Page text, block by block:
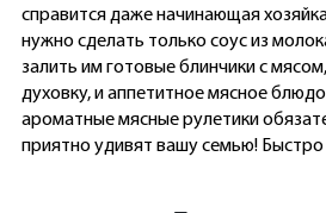
справится даже начинающая
нужно сделать только соус из
залить им готовые блинчики с
духовку, и аппетитное мясное
ароматные мясные рулетики
приятно удивят вашу семью! Быстро